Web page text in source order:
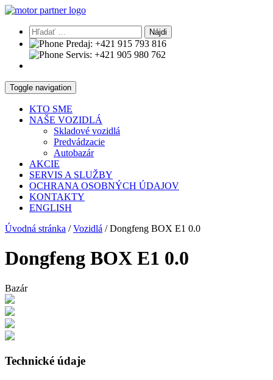
Hľadať:
Predaj: +421 915 793 816
Servis: +421 905 980 762
Toggle navigation
KTO SME
NAŠE VOZIDLÁ
Skladové vozidlá
Predvádzacie
Autobazár
AKCIE
SERVIS A SLUŽBY
OCHRANA OSOBNÝCH ÚDAJOV
KONTAKTY
ENGLISH
Úvodná stránka /Vozidlá /Dongfeng BOX E1 0.0
Dongfeng BOX E1 0.0
Bazár
Technické údaje